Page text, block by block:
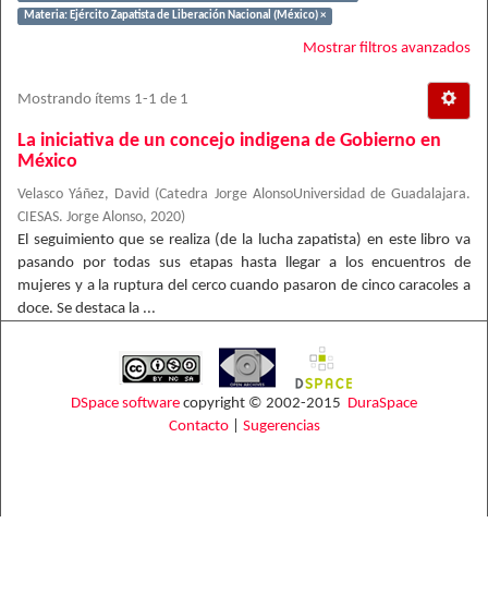
Materia: Ejército Zapatista de Liberación Nacional (México) ×
Mostrar filtros avanzados
Mostrando ítems 1-1 de 1
La iniciativa de un concejo indigena de Gobierno en
México
Velasco Yáñez, David (Catedra Jorge AlonsoUniversidad de Guadalajara.
CIESAS. Jorge Alonso, 2020)
El seguimiento que se realiza (de la lucha zapatista) en este libro va
pasando por todas sus etapas hasta llegar a los encuentros de
mujeres y a la ruptura del cerco cuando pasaron de cinco caracoles a
doce. Se destaca la ...
DSpace software copyright © 2002-2015 DuraSpace
Contacto| Sugerencias